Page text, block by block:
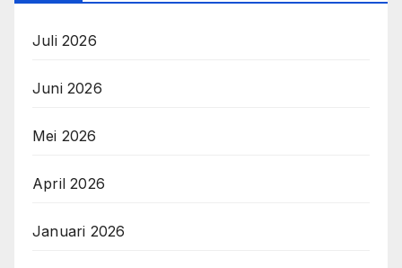
Juli 2026
Juni 2026
Mei 2026
April 2026
Januari 2026